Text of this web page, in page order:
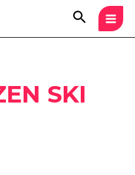
Search
SKI